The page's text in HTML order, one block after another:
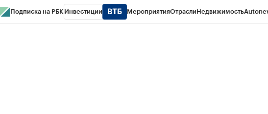
Подписка на РБК Инвестиции МероприятияОтраслиНедвижимость